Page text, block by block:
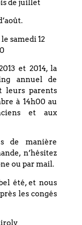
de juillet
samedi 12
et 2014, la
annuel de
leurs parents
à 14h00 au
et aux
de manière
n’hésitez
ou par mail.
été, et nous
les congés